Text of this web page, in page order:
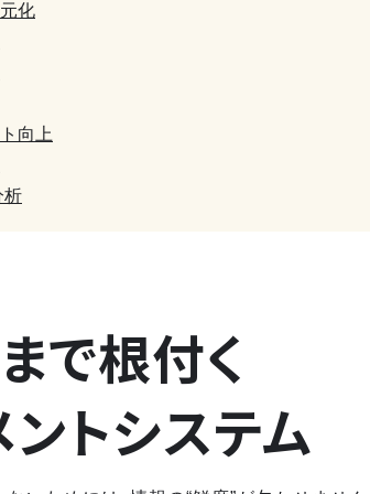
化
向上
析
で根付く
トシステム